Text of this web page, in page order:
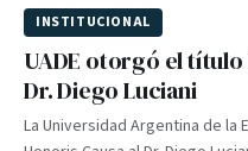
INSTITUCIONAL
UADE otorgó el
Dr. Diego Luciani
La Universidad Argentina de